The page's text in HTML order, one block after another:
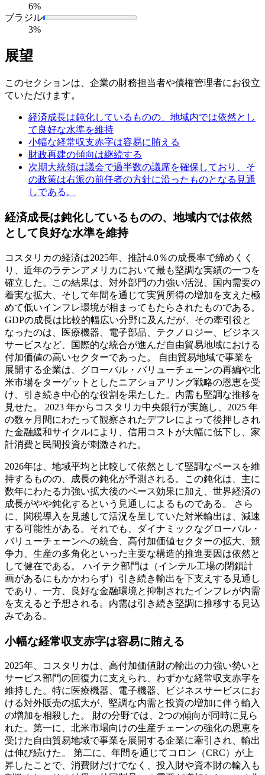
6%
ブラジル
3%
展望
このセクションは、企業の財務担当者や債権管理者にお役立
ていただけます。
経済成長は鈍化しているものの、地域内では依然とし
て良好な水準を維持
小幅な経常収支赤字は容易に賄える
財政再建の傾向は継続する
次期大統領は議会で過半数の議席を確保しており、そ
の政策は右派の前任者の方針に沿ったものとなる見通
しである。
経済成長は鈍化しているものの、地域内では依然
として良好な水準を維持
コスタリカの経済は2025年、推計4.0％の成長率で締めくく
り、近年のラテンアメリカにおいて最も堅調な実績の一つを
確立した。この結果は、対外部門の力強い活況、国内需要の
着実な拡大、そして年間を通じて実質所得の増加を支えた極
めて低いインフレ環境が相まってもたらされたものである。
GDPの成長は比較的幅広い分野に及んだが、その牽引役と
なったのは、医療機器、電子部品、テクノロジー、ビジネス
サービスなど、国際的な統合が進んだ自由貿易地域における
付加価値の高いセクターであった。 自由貿易地域で事業を
展開する企業は、グローバル・バリューチェーンの再編や北
米市場をターゲットとしたニアショアリング戦略の恩恵を受
け、引き続き中心的な役割を果たした。内需も堅調な推移を
見せた。 2023 年からコスタリカ中央銀行が実施し、2025 年
の数ヶ月間にわたって観察されたデフレによって後押しされ
た金融緩和サイクルにより、信用コストが大幅に低下し、家
計消費と民間投資が刺激された。
2026年は、地域平均と比較して依然として堅調なペースを維
持するものの、成長の鈍化が予測される。この鈍化は、主に
数年にわたる力強い拡大後のベース効果に加え、世界経済の
成長がやや鈍化するという見通しによるものである。 さら
に、関税導入を見越して活況を呈していた対米輸出は、減速
する可能性がある。それでも、ダイナミックなグローバル・
バリューチェーンへの統合、高付加価値セクターの拡大、競
争力、生産の多角化といった主要な構造的推進要因は依然と
して健在である。 ハイテク部門は（インテル工場の閉鎖計
画があるにもかかわらず）引き続き輸出を下支えする見通し
であり、一方、良好な金融環境と抑制されたインフレが内需
を支えると予想される。内需は引き続き堅調に推移する見込
みである。
小幅な経常収支赤字は容易に賄える
2025年、コスタリカは、高付加価値財の輸出の力強い勢いと
サービス部門の回復力に支えられ、わずかな経常収支赤字を
維持した。特に医療機器、電子機器、ビジネスサービスにお
ける対外販売の拡大が、堅調な内需と投資の増加に伴う輸入
の増加を相殺した。 財の分野では、2つの傾向が同時に見ら
れた。第一に、北米市場向けの生産チェーンの強化の恩恵を
受けた自由貿易地域で事業を展開する企業に牽引され、輸出
は伸び続けた。 第二に、年間を通じてコロン（CRC）が上
昇したことで、消費財だけでなく、投入財や資本財の輸入も